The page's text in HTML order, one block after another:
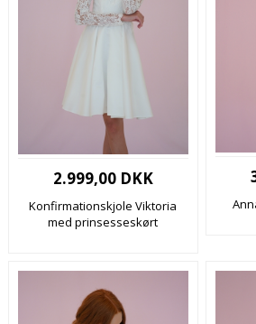
2.999,00 DKK
Konfirmationskjole Viktoria
med prinsesseskørt